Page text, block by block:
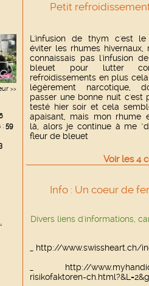
>>
: 59
Petit
L'infusion de thym c'est
éviter les rhumes hivernaux,
connaissais pas l'infusion
bleuet pour lutter
refroidissements en plus
légèrement narcotique,
passer une bonne nuit c'est
testé hier soir et cela
apaisant, mais mon rhume
là, alors je continue à me
fleur de bleuet
Voir les4
Info : Un coeur de
Divers liens d'informations,
http://www.swissheart.ch/
http://
risikofaktoren-